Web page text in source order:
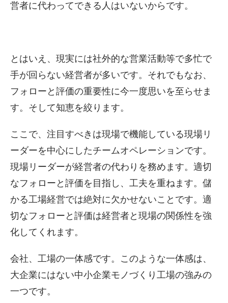
営者に代わってできる人はいないからです。
とはいえ、現実には社外的な営業活動等で多忙で
手が回らない経営者が多いです。それでもなお、
フォローと評価の重要性に今一度思いを至らせま
す。そして知恵を絞ります。
ここで、注目すべきは現場で機能している現場リ
ーダーを中心にしたチームオペレーションです。
現場リーダーが経営者の代わりを務めます。適切
なフォローと評価を目指し、工夫を重ねます。儲
かる工場経営では絶対に欠かせないことです。適
切なフォローと評価は経営者と現場の関係性を強
化してくれます。
会社、工場の一体感です。このような一体感は、
大企業にはない中小企業モノづくり工場の強みの
一つです。